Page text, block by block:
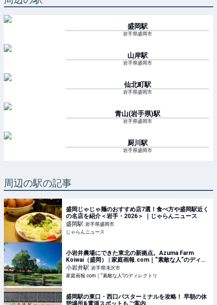
盛岡駅
岩手県盛岡市
山岸駅
岩手県盛岡市
仙北町駅
岩手県盛岡市
青山(岩手県)駅
岩手県盛岡市
厨川 駅
岩手県盛岡市
周辺の駅の記事
盛岡じゃじゃ麺のおすすめ店7選！食べ方や盛岡駅近く
の名店を紹介＜岩手・2026＞ ｜じゃらんニュース
盛岡駅 岩手県盛岡市
じゃらんニュース
小岩井農場にできた東北の新拠点。Azuma Farm
Koiwai（盛岡） | 家庭画報.com｜“素敵な人”のディレ
クトリ
小岩井駅 岩手県滝沢市
家庭画報.com｜“素敵な人”のディレクトリ
盛岡駅の東口・西口バスターミナルを攻略！ 早朝の休
憩場所&電源スポットもご案内